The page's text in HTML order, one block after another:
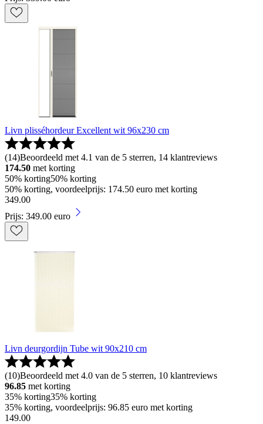
Livn plisséhordeur Excellent wit 96x230 cm
(14)Beoordeeld met 4.1 van de 5 sterren, 14 klantreviews
174.50 met korting
50% korting50% korting
50% korting, voordeelprijs: 174.50 euro met korting
349.00
Prijs: 349.00 euro
Livn deurgordijn Tube wit 90x210 cm
(10)Beoordeeld met 4.0 van de 5 sterren, 10 klantreviews
96.85 met korting
35% korting35% korting
35% korting, voordeelprijs: 96.85 euro met korting
149.00